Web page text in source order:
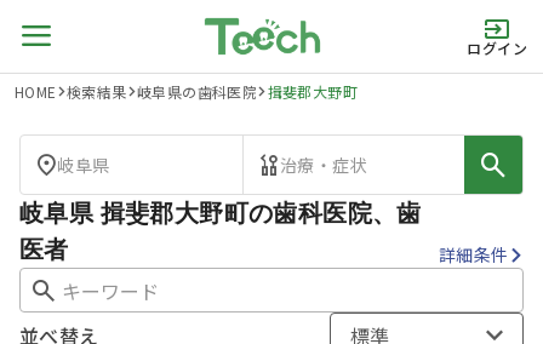
ログイン
HOME 検索結果 岐阜県の歯科医院 揖斐郡大野町
岐阜県 治療・症状
岐阜県 揖斐郡大野町の歯科医院、歯
医者
詳細条件
並べ替え 標準